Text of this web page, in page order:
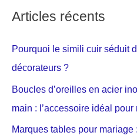
Articles récents
Pourquoi le simili cuir séduit
décorateurs ?
Boucles d’oreilles en acier
main : l’accessoire idéal
Marques tables pour